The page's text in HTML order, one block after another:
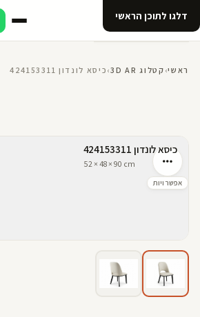
דלגו לתוכן הראשי
קטלוגראשי› קטלוג 3D AR › כיסא לונדון 424153311